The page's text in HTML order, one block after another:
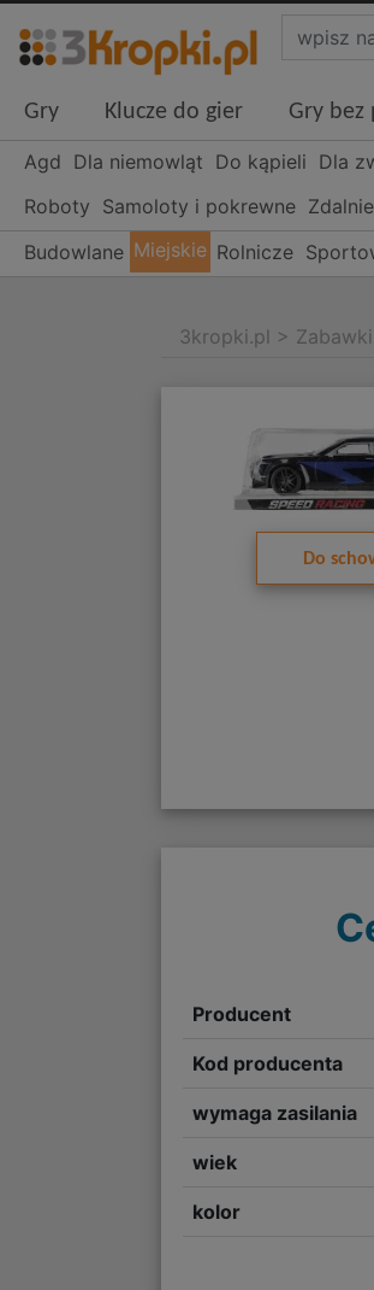
Gry Klucze do gier Gry bez
Agd Dla niemowląt Do kąpieli Dla
Roboty Samoloty i pokrewne
Budowlane Miejskie Rolnicze
3kropki.pl > Zabawki
Do
Producent
Kod producenta
wymaga zasilania
wiek
kolor